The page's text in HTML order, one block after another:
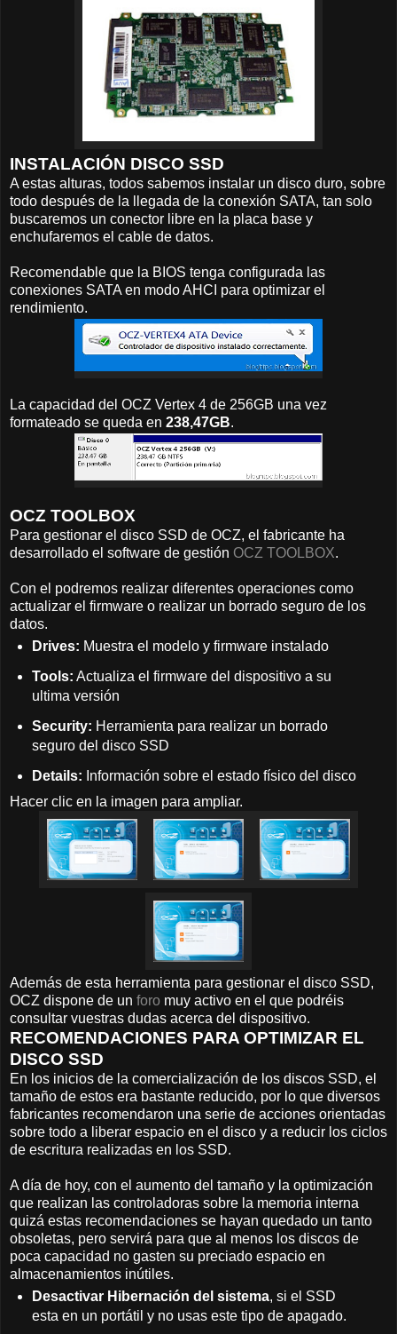
INSTALACIÓN DISCO SSD
A estas alturas, todos sabemos instalar un disco duro, sobre
todo después de la llegada de la conexión SATA, tan solo
buscaremos un conector libre en la placa base y
enchufaremos el cable de datos.
Recomendable que la BIOS tenga configurada las
conexiones SATA en modo AHCI para optimizar el
rendimiento.
La capacidad del OCZ Vertex 4 de 256GB una vez
formateado se queda en 238,47GB.
OCZ TOOLBOX
Para gestionar el disco SSD de OCZ, el fabricante ha
desarrollado el software de gestión OCZ TOOLBOX.
Con el podremos realizar diferentes operaciones como
actualizar el firmware o realizar un borrado seguro de los
datos.
Drives: Muestra el modelo y firmware instalado
Tools: Actualiza el firmware del dispositivo a su
ultima versión
Security: Herramienta para realizar un borrado
seguro del disco SSD
Details: Información sobre el estado físico del disco
Hacer clic en la imagen para ampliar.
Además de esta herramienta para gestionar el disco SSD,
OCZ dispone de un foro muy activo en el que podréis
consultar vuestras dudas acerca del dispositivo.
RECOMENDACIONES PARA OPTIMIZAR EL
DISCO SSD
En los inicios de la comercialización de los discos SSD, el
tamaño de estos era bastante reducido, por lo que diversos
fabricantes recomendaron una serie de acciones orientadas
sobre todo a liberar espacio en el disco y a reducir los ciclos
de escritura realizadas en los SSD.
A día de hoy, con el aumento del tamaño y la optimización
que realizan las controladoras sobre la memoria interna
quizá estas recomendaciones se hayan quedado un tanto
obsoletas, pero servirá para que al menos los discos de
poca capacidad no gasten su preciado espacio en
almacenamientos inútiles.
Desactivar Hibernación del sistema, si el SSD
esta en un portátil y no usas este tipo de apagado.